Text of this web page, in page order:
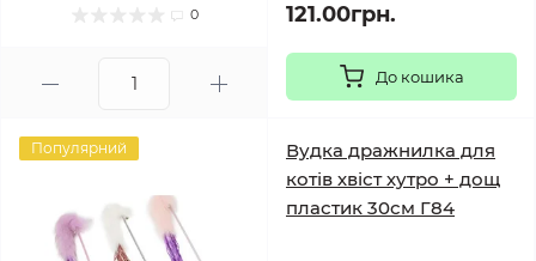
0 121.00грн.
До кошика
Популярний
Вудка дражнилка для
котів хвіст хутро + дощ
пластик 30см Г84